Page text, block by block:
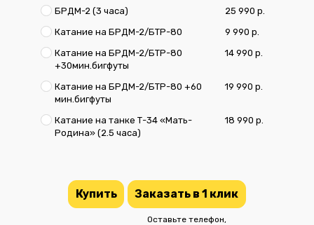
БРДМ-2 (3 часа)
25 990 р.
Катание на БРДМ-2/БТР-80
9 990 р.
Катание на БРДМ-2/БТР-80
+30мин.бигфуты
14 990 р.
Катание на БРДМ-2/БТР-80 +60
мин.бигфуты
19 990 р.
Катание на танке Т-34 «Мать-
Родина» (2.5 часа)
18 990 р.
Купить Заказать в 1 клик
Оставьте телефон,